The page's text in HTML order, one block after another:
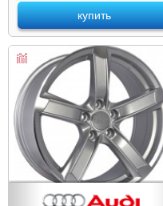
купить